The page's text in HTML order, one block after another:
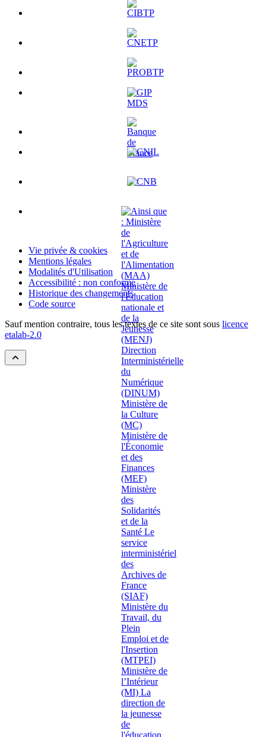
Vie privée & cookies
Mentions légales
Modalités d'Utilisation
Accessibilité : non conforme
Historique des changements
Code source
Sauf mention contraire, tous les textes de ce site sont sous licence
etalab-2.0